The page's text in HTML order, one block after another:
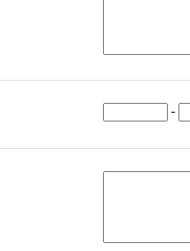
-